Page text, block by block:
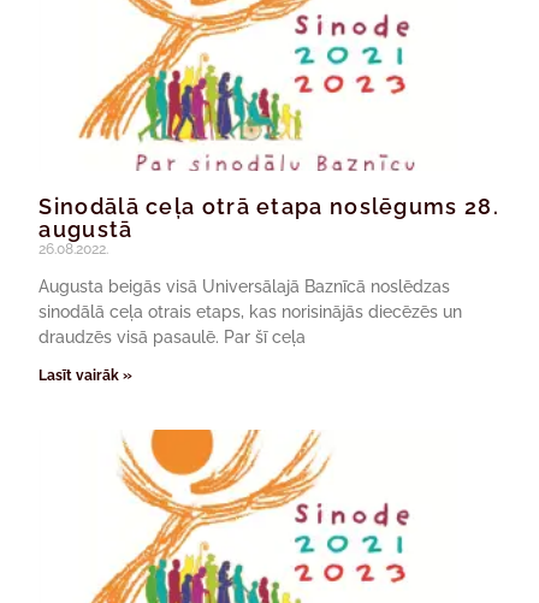
Sinodālā ceļa otrā etapa noslēgums 28.
augustā
26.08.2022.
Augusta beigās visā Universālajā Baznīcā noslēdzas
sinodālā ceļa otrais etaps, kas norisinājās diecēzēs un
draudzēs visā pasaulē. Par šī ceļa
Lasīt vairāk »